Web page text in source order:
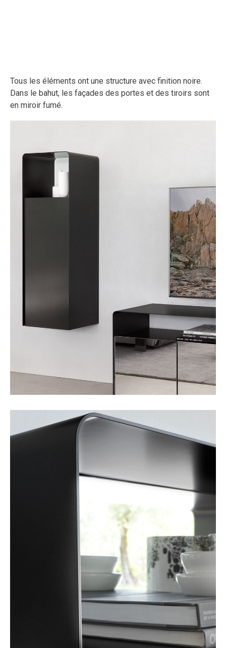
Tous les éléments ont une structure avec finition noire.
Dans le bahut, les façades des portes et des tiroirs sont
en miroir fumé.